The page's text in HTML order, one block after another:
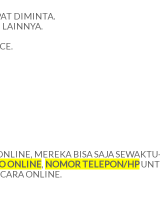
DIMINTA.
LAINNYA.
MEREKA BISA SAJA
ONLINE, NOMOR TELEPON/HP
ONLINE.